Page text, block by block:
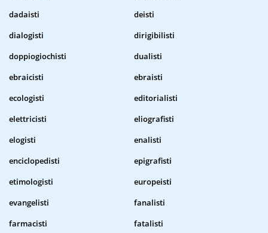
dadaisti
deisti
dialogisti
dirigibilisti
doppiogiochisti
dualisti
ebraicisti
ebraisti
ecologisti
editorialisti
elettricisti
eliografisti
elogisti
enalisti
enciclopedisti
epigrafisti
etimologisti
europeisti
evangelisti
fanalisti
farmacisti
fatalisti